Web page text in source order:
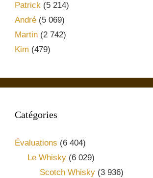
Patrick (5 214)
André (5 069)
Martin (2 742)
Kim (479)
Catégories
Évaluations (6 404)
Le Whisky(6 029)
Scotch Whisky (3 936)